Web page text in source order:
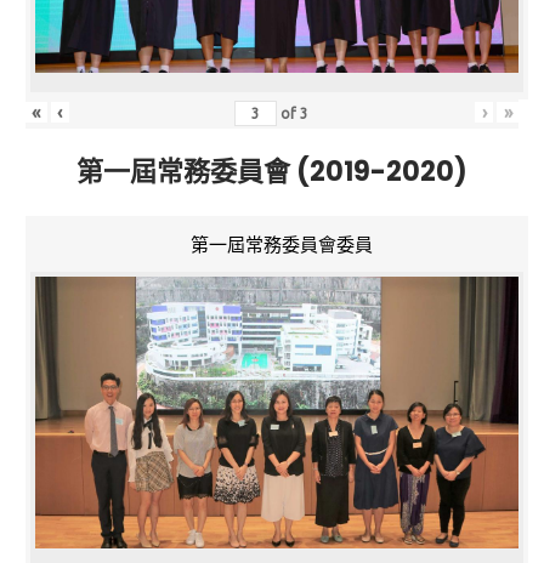
« ‹ of3 › »
第一屆常務委員會 (2019-2020)
第一屆常務委員會委員